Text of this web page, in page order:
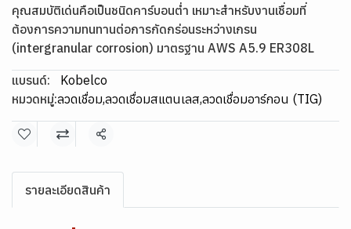
คุณสมบัติเด่นคือเป็นชนิดคาร์บอนต่ำ เหมาะสำหรับงานเชื่อมที่
ต้องการความทนทานต่อการกัดกร่อนระหว่างเกรน
(intergranular corrosion) มาตรฐาน AWS A5.9 ER308L
แบรนด์:
Kobelco
หมวดหมู่:ลวดเชื่อม,ลวดเชื่อมสแตนเลส,ลวดเชื่อมอาร์กอน (TIG)
แชร์
รายละเอียดสินค้า